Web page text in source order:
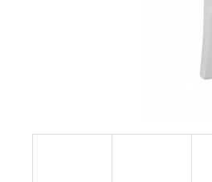
RUSTIKÁLNÍ ŽIDLE